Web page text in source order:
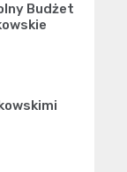
Budżet